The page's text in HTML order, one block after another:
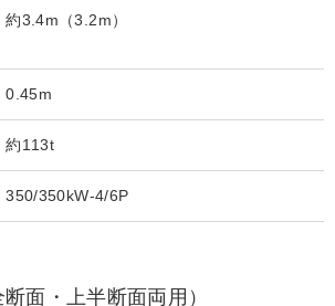
約3.4m（3.2m）
0.45m
約113t
350/350kW-4/6P
面・上半断面両用）